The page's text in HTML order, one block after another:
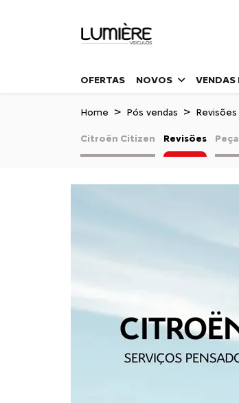
OFERTAS NOVOS VENDAS
Home Pós vendas Revisões
Citroën Citizen Revisões